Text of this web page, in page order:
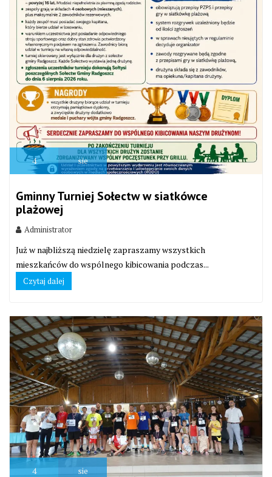
4 sie
Gminny Turniej Sołectw w siatkówce
plażowej
Administrator
Już w najbliższą niedzielę zapraszamy wszystkich
mieszkańców do wspólnego kibicowania podczas...
Czytaj dalej
4 sie